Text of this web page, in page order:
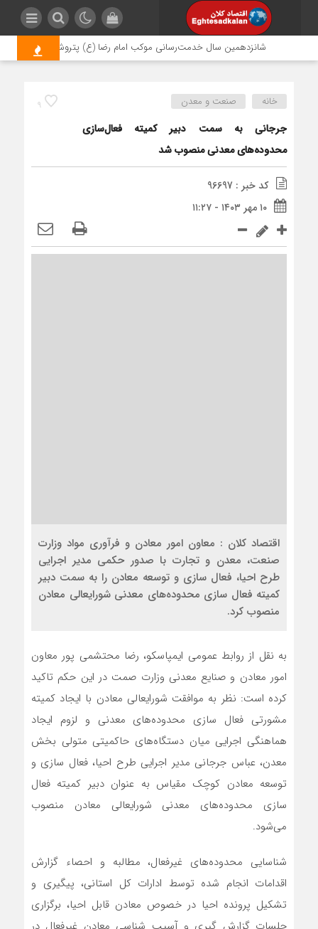
شانزدهمین سال خدمت‌رسانی موکب امام رضا (ع) پتروشیمی اروند؛
9 خانه صنعت و معدن
جرجانی به سمت دبیر کمیته فعال‌سازی
محدوده‌های معدنی منصوب شد
کد خبر : 96697
۱۰ مهر ۱۴۰۳ - ۱۱:۲۷
اقتصاد کلان : معاون امور معادن و فرآوری مواد وزارت
صنعت، معدن و تجارت با صدور حکمی مدیر اجرایی
طرح احیا، فعال سازی و توسعه معادن را به سمت دبیر
کمیته فعال سازی محدوده‌های معدنی شورایعالی معادن
منصوب کرد.
به نقل از روابط عمومی ایمپاسکو، رضا محتشمی پور معاون
امور معادن و صنایع معدنی وزارت صمت در این حکم تاکید
کرده است: نظر به موافقت شورایعالی معادن با ایجاد کمیته
مشورتی فعال سازی محدوده‌های معدنی و لزوم ایجاد
هماهنگی اجرایی میان دستگاه‌های حاکمیتی متولی بخش
معدن، عباس جرجانی مدیر اجرایی طرح احیا، فعال سازی و
توسعه معادن کوچک مقیاس به عنوان دبیر کمیته فعال
سازی محدوده‌های معدنی شورایعالی معادن منصوب
می‌شود.
شناسایی محدوده‌های غیرفعال، مطالبه و احصاء گزارش
اقدامات انجام شده توسط ادارات کل استانی، پیگیری و
تشکیل پرونده احیا در خصوص معادن قابل احیا، برگزاری